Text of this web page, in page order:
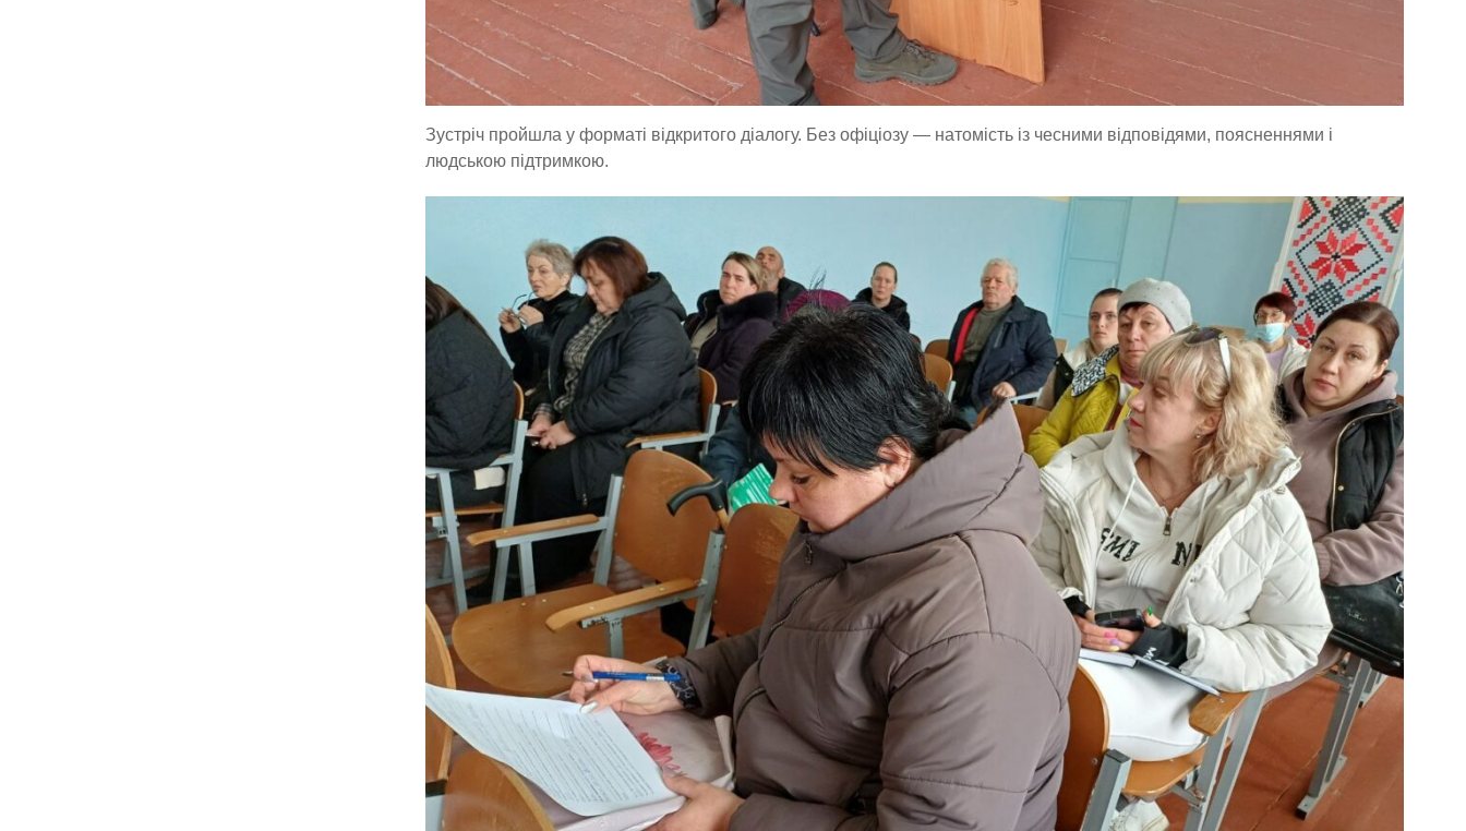
Зустріч пройшла у форматі відкритого діалогу. Без офіціозу — натомість із чесними відповідями, поясненнями і
людською підтримкою.